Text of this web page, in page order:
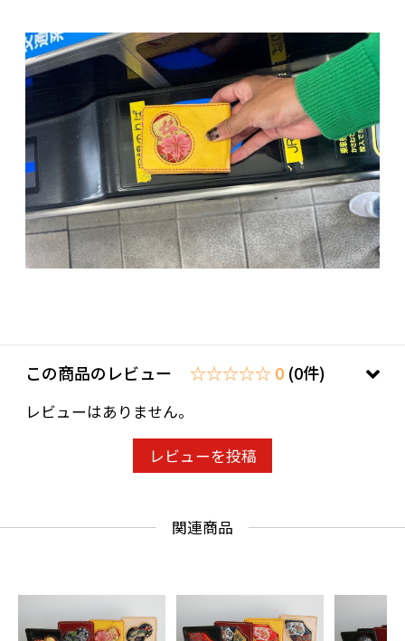
この商品のレビュー ☆☆☆☆☆ 0 (0件)
レビューはありません。
レビューを投稿
関連商品